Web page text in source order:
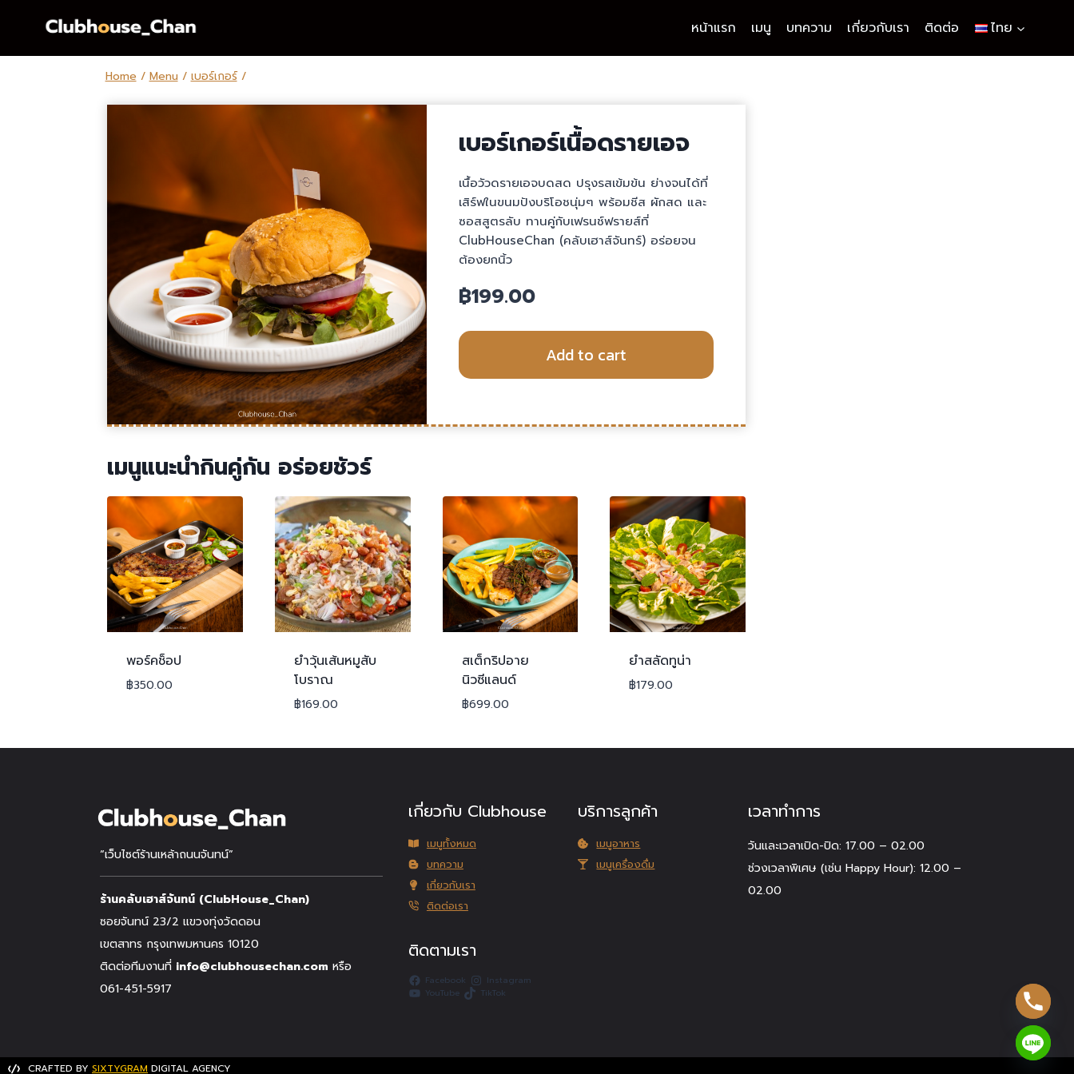
หน้าแรก เมนู บทความ เกี่ยวกับเรา ติดต่อ ไทย
Home / Menu / เบอร์เกอร์ /
เบอร์เกอร์เนื้อดรายเอจ
เนื้อวัวดรายเอจบดสด ปรุงรสเข้มข้น ย่างจนได้ที่
เสิร์ฟในขนมปังบริโอชนุ่มๆ พร้อมชีส ผักสด และ
ซอสสูตรลับ ทานคู่กับเฟรนช์ฟรายส์ที่
ClubHouseChan (คลับเฮาส์จันทร์) อร่อยจน
ต้องยกนิ้ว
฿199.00
Add to cart
เมนูแนะนำกินคู่กัน อร่อยชัวร์
พอร์คช็อป
฿350.00
ยำวุ้นเส้นหมูสับ
โบราณ
฿169.00
สเต็กริปอาย
นิวซีแลนด์
฿699.00
ยำสลัดทูน่า
฿179.00
“เว็บไซต์ร้านเหล้าถนนจันทน์”
ร้านคลับเฮาส์จันทน์ (ClubHouse_Chan)
ซอยจันทน์ 23/2 แขวงทุ่งวัดดอน
เขตสาทร กรุงเทพมหานคร 10120
ติดต่อทีมงานที่ info@clubhousechan.com หรือ
061-451-5917
เกี่ยวกับ Clubhouse
เมนูทั้งหมด
บทความ
เกี่ยวกับเรา
ติดต่อเรา
ติดตามเรา
Facebook
Instagram
YouTube
TikTok
บริการลูกค้า
เมนูอาหาร
เมนูเครื่องดื่ม
เวลาทำการ
วันและเวลาเปิด-ปิด: 17.00 – 02.00
ช่วงเวลาพิเศษ (เช่น Happy Hour): 12.00 –
02.00
CRAFTED BY SIXTYGRAM DIGITAL AGENCY